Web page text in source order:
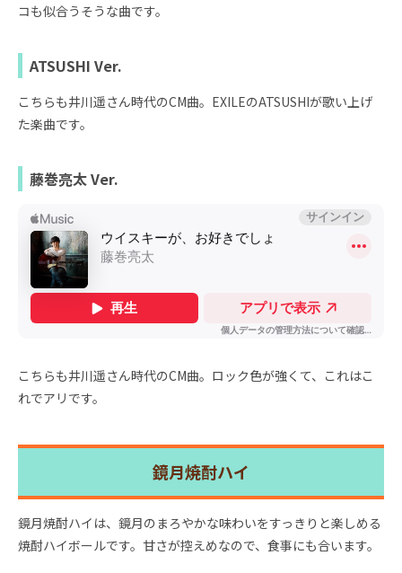
コも似合うそうな曲です。
ATSUSHI Ver.
こちらも井川遥さん時代のCM曲。EXILEのATSUSHIが歌い上げ
た楽曲です。
藤巻亮太 Ver.
こちらも井川遥さん時代のCM曲。ロック色が強くて、これはこ
れでアリです。
鏡月焼酎ハイ
鏡月焼酎ハイは、鏡月のまろやかな味わいをすっきりと楽しめる
焼酎ハイボールです。甘さが控えめなので、食事にも合います。